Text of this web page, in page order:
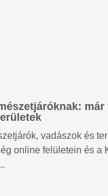
vadászok és
online felületein és a